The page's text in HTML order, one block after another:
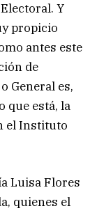
Y
propicio
antes este
de
General es,
que está, la
el Instituto
Luisa Flores
quienes el